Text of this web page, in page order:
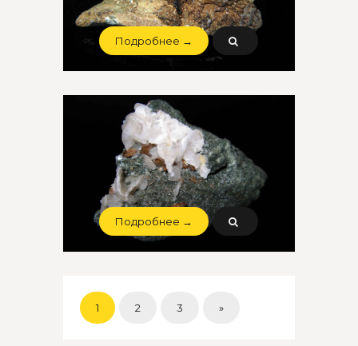
Подробнее →
Подробнее →
1 2 3 »